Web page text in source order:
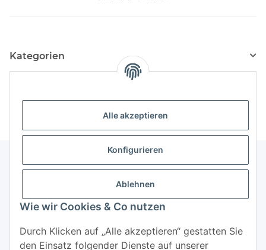
Alle akzeptieren
Konfigurieren
Ablehnen
Wie wir Cookies & Co nutzen
Durch Klicken auf „Alle akzeptieren“ gestatten Sie
den Einsatz folgender Dienste auf unserer
Kategorien
Mehr über